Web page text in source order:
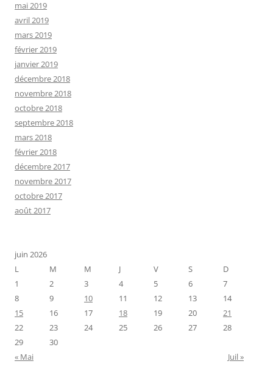
mai 2019
avril 2019
mars 2019
février 2019
janvier 2019
décembre 2018
novembre 2018
octobre 2018
septembre 2018
mars 2018
février 2018
décembre 2017
novembre 2017
octobre 2017
août 2017
juin 2026
L
M M J V S
D
1
2 3 4 5 6
7
8
9 10 11 12 13
14
15
16 17 18 19 20
21
22
23 24 25 26 27
28
29
30
« Mai
Juil »